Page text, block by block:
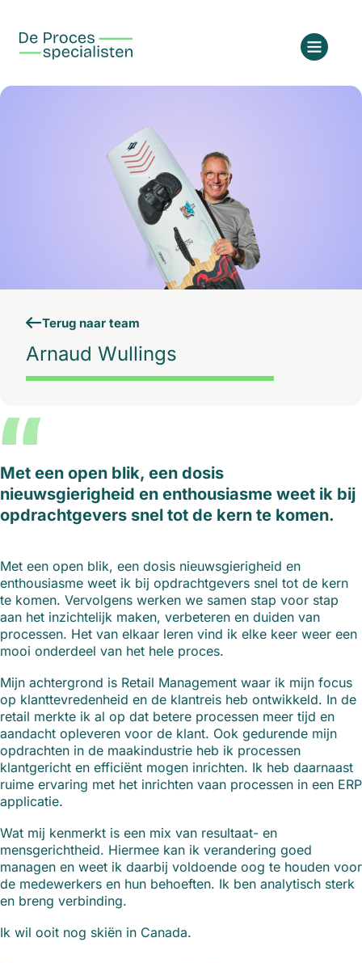
Terug naar team
Arnaud Wullings
“
Met een open blik, een dosis
nieuwsgierigheid en enthousiasme weet ik bij
opdrachtgevers snel tot de kern te komen.
Met een open blik, een dosis nieuwsgierigheid en
enthousiasme weet ik bij opdrachtgevers snel tot de kern
te komen. Vervolgens werken we samen stap voor stap
aan het inzichtelijk maken, verbeteren en duiden van
processen. Het van elkaar leren vind ik elke keer weer een
mooi onderdeel van het hele proces.
Mijn achtergrond is Retail Management waar ik mijn focus
op klanttevredenheid en de klantreis heb ontwikkeld. In de
retail merkte ik al op dat betere processen meer tijd en
aandacht opleveren voor de klant. Ook gedurende mijn
opdrachten in de maakindustrie heb ik processen
klantgericht en efficiënt mogen inrichten. Ik heb daarnaast
ruime ervaring met het inrichten vaan processen in een ERP
applicatie.
Wat mij kenmerkt is een mix van resultaat- en
mensgerichtheid. Hiermee kan ik verandering goed
managen en weet ik daarbij voldoende oog te houden voor
de medewerkers en hun behoeften. Ik ben analytisch sterk
en breng verbinding.
Ik wil ooit nog skiën in Canada.